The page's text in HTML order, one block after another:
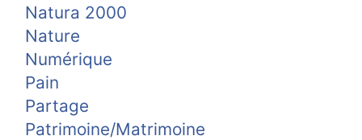
Natura 2000
Nature
Numérique
Pain
Partage
Patrimoine/Matrimoine